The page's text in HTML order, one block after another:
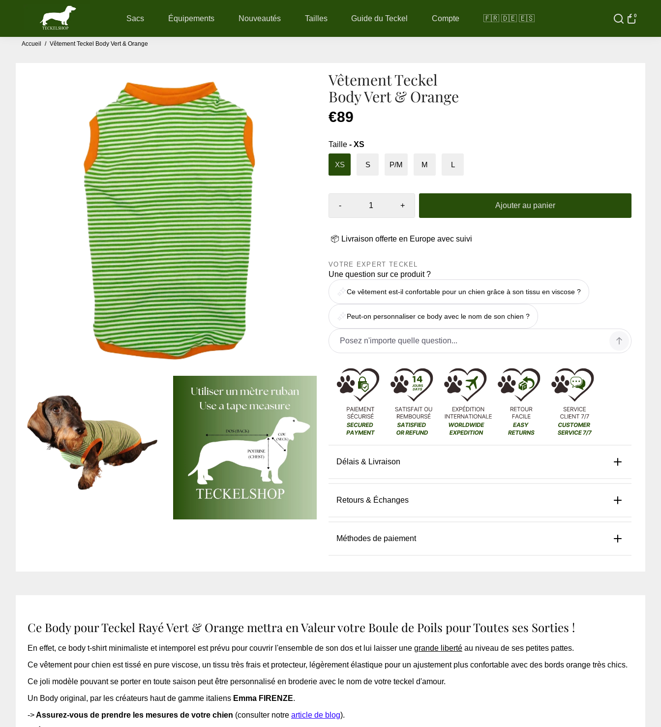
Sacs Équipements Nouveautés Tailles Guide du Teckel Compte 🇫🇷 🇩🇪 🇪🇸 0
Accueil / Vêtement Teckel Body Vert & Orange
Vêtement Teckel
Body Vert & Orange
€89
Taille - XS
XS S P/M M L
- + Ajouter au panier
📦 Livraison offerte en Europe avec suivi
VOTRE EXPERT TECKEL
Une question sur ce produit ?
Ce vêtement est-il confortable pour un chien grâce à son tissu en viscose ?
Peut-on personnaliser ce body avec le nom de son chien ?
Délais & Livraison
Retours & Échanges
Méthodes de paiement
Ce Body pour Teckel Rayé Vert & Orange mettra en Valeur votre Boule de Poils pour Toutes ses Sorties !
En effet, ce body t-shirt minimaliste et intemporel est prévu pour couvrir l'ensemble de son dos et lui laisser une grande liberté au niveau de ses petites pattes.
Ce vêtement pour chien est tissé en pure viscose, un tissu très frais et protecteur, légèrement élastique pour un ajustement plus confortable avec des bords orange très chics.
Ce joli modèle pouvant se porter en toute saison peut être personnalisé en broderie avec le nom de votre teckel d'amour.
Un Body original, par les créateurs haut de gamme italiens Emma FIRENZE.
->Assurez-vous de prendre les mesures de votre chien (consulter notre article de blog).